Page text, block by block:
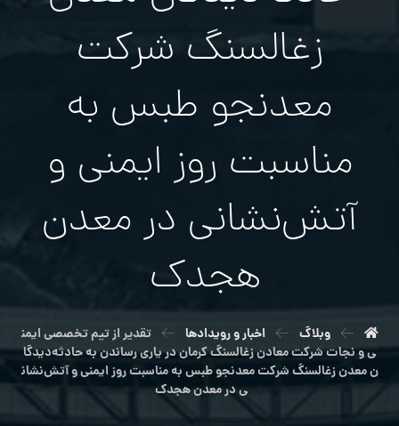
زغالسنگ شرکت
معدنجو طبس به
مناسبت روز ایمنی و
آتش‌نشانی در معدن
هجدک
وبلاگ اخبار و رویدادها
تقدیر از تیم تخصصی ایمن
ی و نجات شرکت معادن زغالسنگ کرمان در یاری رساندن به حادثه‌دیدگا
ن معدن زغالسنگ شرکت معدنجو طبس به مناسبت روز ایمنی و آتش‌نشان
ی در معدن هجدک